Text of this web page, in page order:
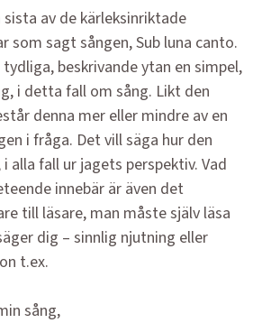
av de kärleksinriktade
som sagt sången, Sub luna canto.
beskrivande ytan en simpel,
i detta fall om sång. Likt den
denna mer eller mindre av en
i fråga. Det vill säga hur den
alla fall ur jagets perspektiv. Vad
innebär är även det
till läsare, man måste själv läsa
dig – sinnlig njutning eller
t.ex.
sång,